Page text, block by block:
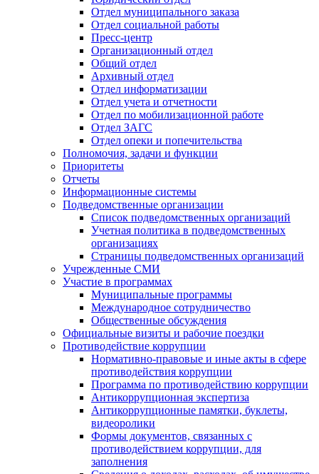
Отдел муниципального заказа
Отдел социальной работы
Пресс-центр
Организационный отдел
Общий отдел
Архивный отдел
Отдел информатизации
Отдел учета и отчетности
Отдел по мобилизационной работе
Отдел ЗАГС
Отдел опеки и попечительства
Полномочия, задачи и функции
Приоритеты
Отчеты
Информационные системы
Подведомственные организации
Список подведомственных организаций
Учетная политика в подведомственных
организациях
Страницы подведомственных организаций
Учрежденные СМИ
Участие в программах
Муниципальные программы
Международное сотрудничество
Общественные обсуждения
Официальные визиты и рабочие поездки
Противодействие коррупции
Нормативно-правовые и иные акты в сфере
противодействия коррупции
Программа по противодействию коррупции
Антикоррупционная экспертиза
Антикоррупционные памятки, буклеты,
видеоролики
Формы документов, связанных с
противодействием коррупции, для
заполнения